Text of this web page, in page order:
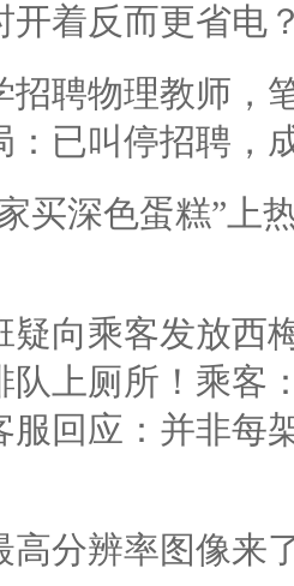
开着反而更省电
招聘物理教师，
：已叫停招聘，
买深色蛋糕”上
疑向乘客发放西
队上厕所！乘客
服回应：并非每
高分辨率图像来